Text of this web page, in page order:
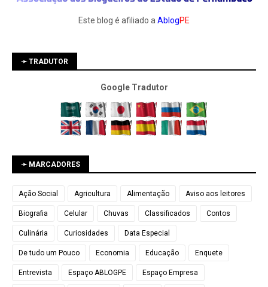
Este blog é afiliado a AblogPE
➛ TRADUTOR
Google Tradutor
➛ MARCADORES
Ação Social Agricultura Alimentação Aviso aos leitores
Biografia Celular Chuvas Classificados Contos
Culinária Curiosidades Data Especial
De tudo um Pouco Economia Educação Enquete
Entrevista Espaço ABLOGPE Espaço Empresa